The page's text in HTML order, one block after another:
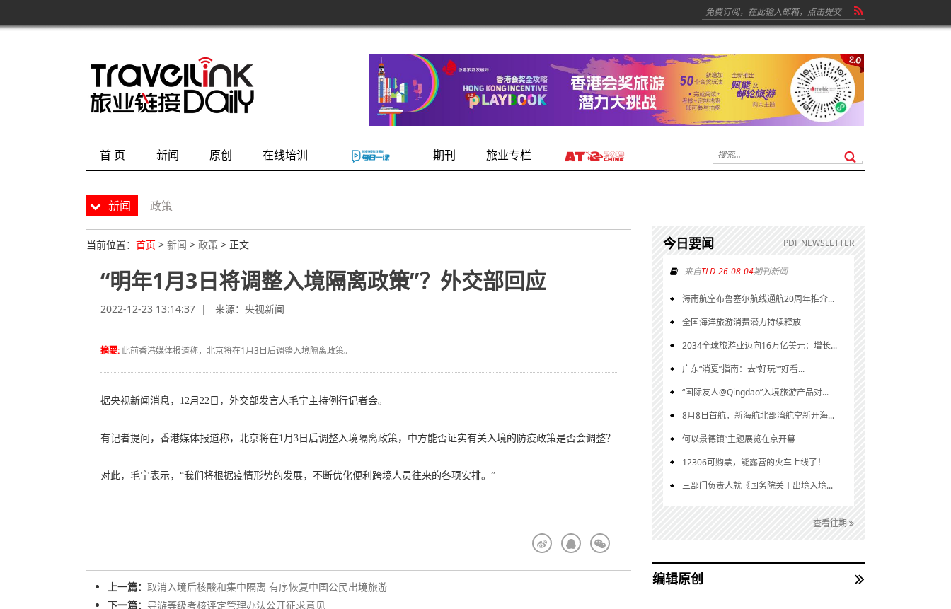
首 页 新闻 原创 在线培训 期刊 旅业专栏
新闻 政策
当前位置： 首页 > 新闻 > 政策 > 正文
“明年1月3日将调整入境隔离政策”？外交部回应
2022-12-23 13:14:37 | 来源： 央视新闻
摘要: 此前香港媒体报道称，北京将在1月3日后调整入境隔离政策。
据央视新闻消息，12月22日，外交部发言人毛宁主持例行记者会。
有记者提问，香港媒体报道称，北京将在1月3日后调整入境隔离政策，中方能否证实有关入境的防疫政策是否会调整？
对此，毛宁表示，“我们将根据疫情形势的发展，不断优化便利跨境人员往来的各项安排。”
上一篇： 取消入境后核酸和集中隔离 有序恢复中国公民出境旅游
下一篇： 导游等级考核评定管理办法公开征求意见
今日要闻 PDF NEWSLETTER
来自TLD-26-08-04期刊新闻
海南航空布鲁塞尔航线通航20周年推介...
全国海洋旅游消费潜力持续释放
2034全球旅游业迈向16万亿美元：增长...
广东“消夏”指南：去“好玩”“好看...
“国际友人@Qingdao”入境旅游产品对...
8月8日首航，新海航北部湾航空新开海...
何以景德镇”主题展览在京开幕
12306可购票，能露营的火车上线了！
三部门负责人就《国务院关于出境入境...
查看往期
编辑原创